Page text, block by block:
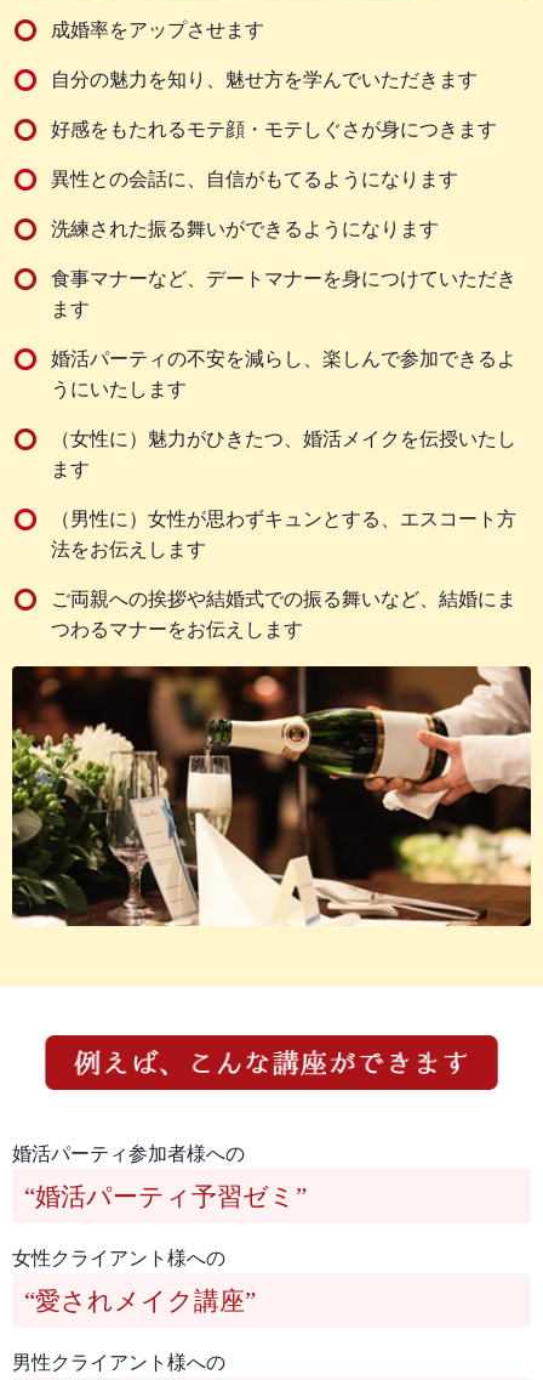
成婚率をアップさせます
自分の魅力を知り、魅せ方を学んでいただきます
好感をもたれるモテ顔・モテしぐさが身につきます
異性との会話に、自信がもてるようになります
洗練された振る舞いができるようになります
食事マナーなど、デートマナーを身につけていただき
ます
婚活パーティの不安を減らし、楽しんで参加できるよ
うにいたします
（女性に）魅力がひきたつ、婚活メイクを伝授いたし
ます
（男性に）女性が思わずキュンとする、エスコート方
法をお伝えします
ご両親への挨拶や結婚式での振る舞いなど、結婚にま
つわるマナーをお伝えします
婚活パーティ参加者様への
“婚活パーティ予習ゼミ”
女性クライアント様への
“愛されメイク講座”
男性クライアント様への